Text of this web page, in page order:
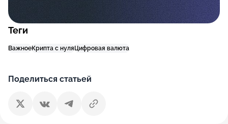
Теги
ВажноеКрипта с нуля Цифровая валюта
Поделиться статьей